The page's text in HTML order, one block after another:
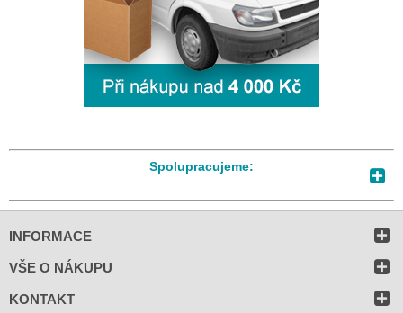
Spolupracujeme:
INFORMACE
VŠE O NÁKUPU
KONTAKT